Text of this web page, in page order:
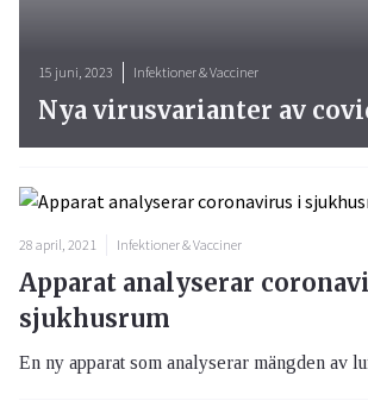
28 april, 2021 Infektioner & Vacciner
Apparat analyserar
sjukhusrum
15 juni, 2023 Infektioner & Vacciner
Nya virusvarianter av